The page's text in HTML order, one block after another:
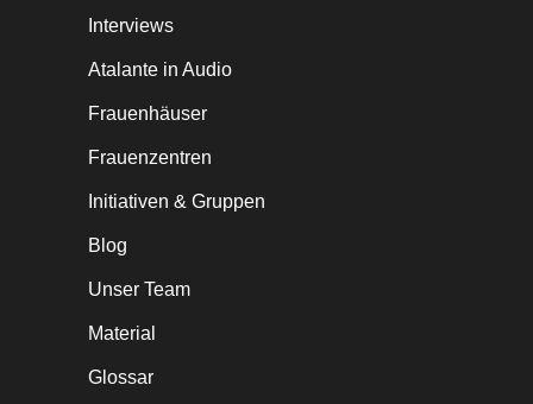
Interviews
Atalante in Audio
Frauenhäuser
Frauenzentren
Initiativen & Gruppen
Blog
Unser Team
Material
Glossar